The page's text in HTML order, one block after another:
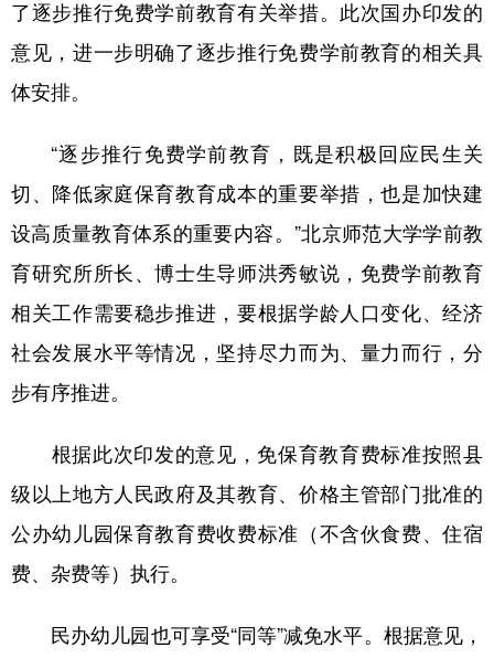
了逐步推行免费学前教育有关举措。此次国办印发的
意见，进一步明确了逐步推行免费学前教育的相关具
体安排。
“逐步推行免费学前教育，既是积极回应民生关
切、降低家庭保育教育成本的重要举措，也是加快建
设高质量教育体系的重要内容。”北京师范大学学前教
育研究所所长、博士生导师洪秀敏说，免费学前教育
相关工作需要稳步推进，要根据学龄人口变化、经济
社会发展水平等情况，坚持尽力而为、量力而行，分
步有序推进。
根据此次印发的意见，免保育教育费标准按照县
级以上地方人民政府及其教育、价格主管部门批准的
公办幼儿园保育教育费收费标准（不含伙食费、住宿
费、杂费等）执行。
民办幼儿园也可享受“同等”减免水平。根据意见，